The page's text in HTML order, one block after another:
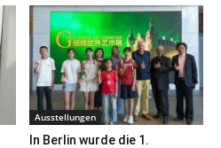
Ausstellungen
In Berlin wurde die 1.